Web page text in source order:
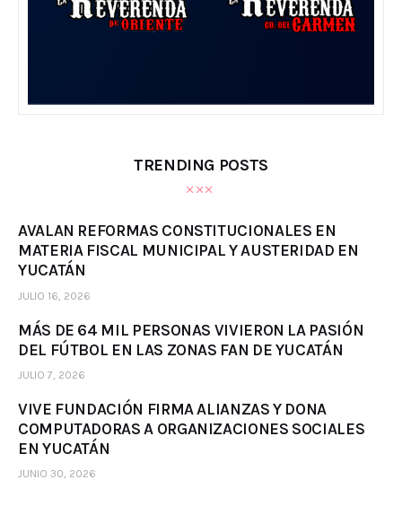
TRENDING POSTS
AVALAN REFORMAS CONSTITUCIONALES EN
MATERIA FISCAL MUNICIPAL Y AUSTERIDAD EN
YUCATÁN
JULIO 16, 2026
MÁS DE 64 MIL PERSONAS VIVIERON LA PASIÓN
DEL FÚTBOL EN LAS ZONAS FAN DE YUCATÁN
JULIO 7, 2026
VIVE FUNDACIÓN FIRMA ALIANZAS Y DONA
COMPUTADORAS A ORGANIZACIONES SOCIALES
EN YUCATÁN
JUNIO 30, 2026